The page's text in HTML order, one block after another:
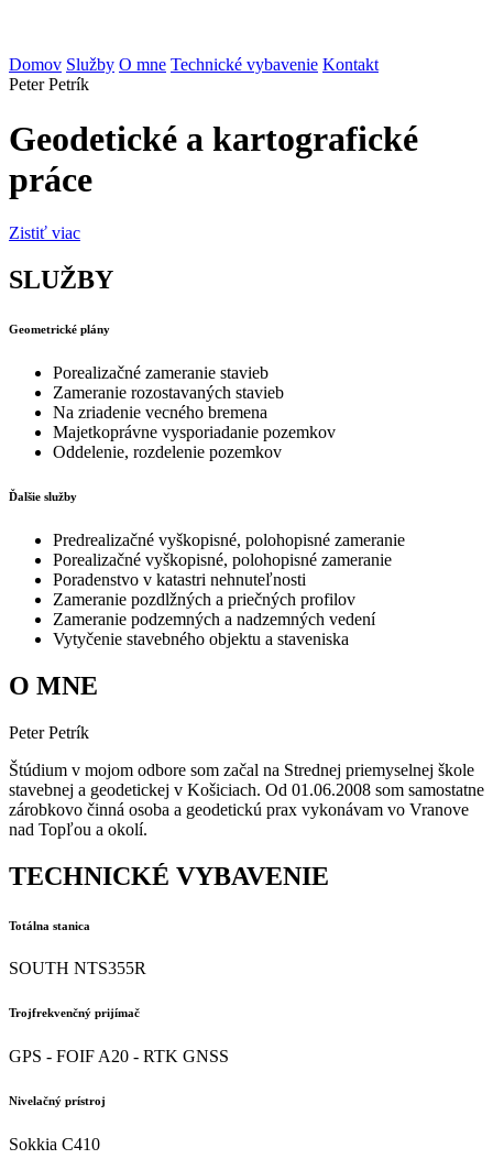
Domov Služby O mne Technické vybavenie Kontakt
Peter Petrík
Geodetické a kartografické
práce
Zistiť viac
SLUŽBY
Geometrické plány
Porealizačné zameranie stavieb
Zameranie rozostavaných stavieb
Na zriadenie vecného bremena
Majetkoprávne vysporiadanie pozemkov
Oddelenie, rozdelenie pozemkov
Ďalšie služby
Predrealizačné vyškopisné, polohopisné zameranie
Porealizačné vyškopisné, polohopisné zameranie
Poradenstvo v katastri nehnuteľnosti
Zameranie pozdlžných a priečných profilov
Zameranie podzemných a nadzemných vedení
Vytyčenie stavebného objektu a staveniska
O MNE
Peter Petrík
Štúdium v mojom odbore som začal na Strednej priemyselnej škole
stavebnej a geodetickej v Košiciach. Od 01.06.2008 som samostatne
zárobkovo činná osoba a geodetickú prax vykonávam vo Vranove
nad Topľou a okolí.
TECHNICKÉ VYBAVENIE
Totálna stanica
SOUTH NTS355R
Trojfrekvenčný prijímač
GPS - FOIF A20 - RTK GNSS
Nivelačný prístroj
Sokkia C410